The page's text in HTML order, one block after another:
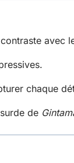
avec
chaque
de